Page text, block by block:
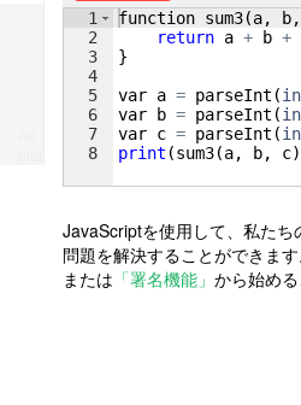
1
2
3
4
5
6
7
8
function sum3(a, b,
return a + b +
}
var a = parseInt (
var
b = parseInt (
var c = parseInt (
print (sum3(a, b, c
JavaScriptを使用して、私た
問題を解決することができます
または 「署名機能」から始める